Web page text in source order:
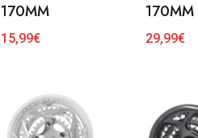
170MM
15,99€
170MM
29,99€